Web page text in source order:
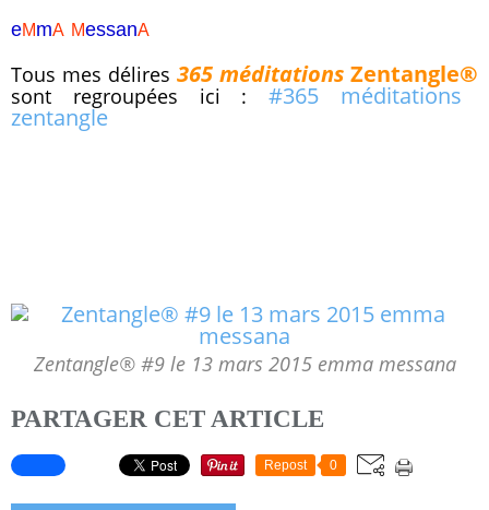
eMmA MessanA
Tous mes délires 365 méditations Zentangle®
sont regroupées ici :#365 méditations
zentangle
Zentangle® #9 le 13 mars 2015 emma messana
PARTAGER CET ARTICLE
Repost 0